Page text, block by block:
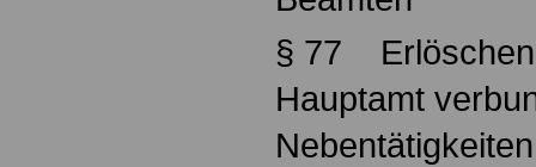
§ 77 Erlöschen
Hauptamt
Nebentätigkeiten